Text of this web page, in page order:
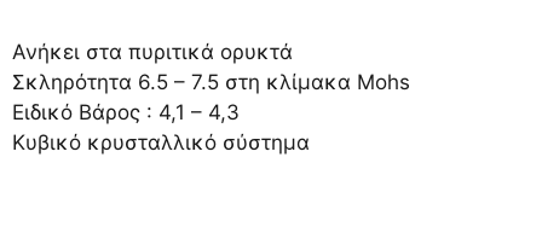
Ανήκει στα πυριτικά ορυκτά
Σκληρότητα 6.5 – 7.5 στη κλίμακα Mohs
Ειδικό Βάρος : 4,1 – 4,3
Κυβικό κρυσταλλικό σύστημα